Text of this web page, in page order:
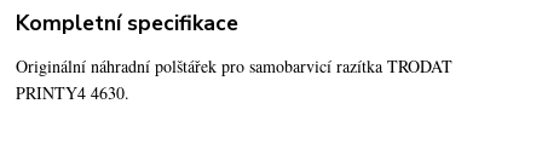
Kompletní specifikace
Originální náhradní polštářek pro samobarvicí razítka TRODAT
PRINTY4 4630.